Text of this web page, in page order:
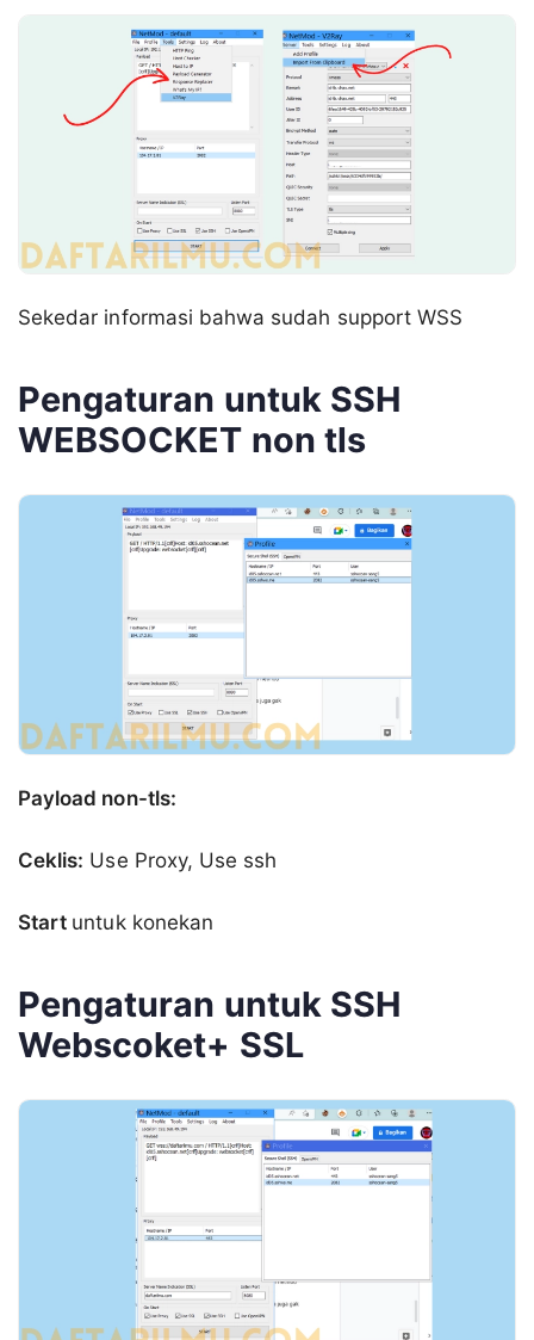
Sekedar informasi bahwa sudah support WSS
Pengaturan untuk SSH
WEBSOCKET non tls
Payload non-tls:
Ceklis: Use Proxy, Use ssh
Start untuk konekan
Pengaturan untuk SSH
Webscoket+ SSL